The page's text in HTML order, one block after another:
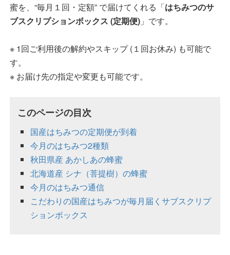
蜜を、“毎月１回・定額” で届けてくれる「はちみつのサ
ブスクリプションボックス (定期便) 」です。
※ 1回ご利用後の解約やスキップ (１回お休み) も可能で
す。
※ お届け先の指定や変更も可能です。
このページの目次
国産はちみつの定期便が到着
今月のはちみつ2種類
秋田県産 あかしあの蜂蜜
北海道産 シナ（菩提樹）の蜂蜜
今月のはちみつ通信
こだわりの国産はちみつが毎月届くサブスクリプ
ションボックス